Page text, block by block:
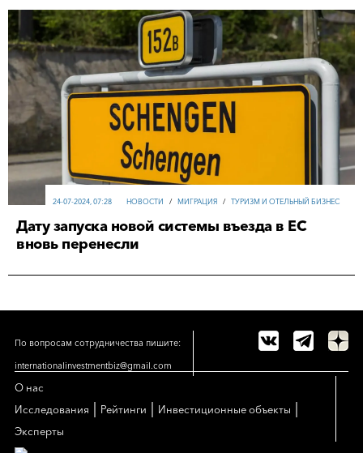
НОВОСТИ / МИГРАЦИЯ / ТУРИЗМ И ОТЕЛЬНЫЙ БИЗНЕС
24-07-2024, 07:28
Дату запуска новой системы въезда в ЕС
вновь перенесли
По вопросам сотрудничества пишите:
internationalinvestmentbiz@gmail.com
О нас
Исследования
Рейтинги Инвестиционные объекты
Эксперты